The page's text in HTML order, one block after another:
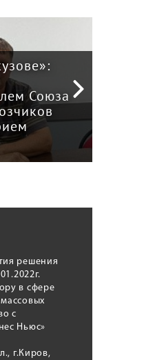
Союза
решения
в сфере
с
Ньюс»
г.Киров,